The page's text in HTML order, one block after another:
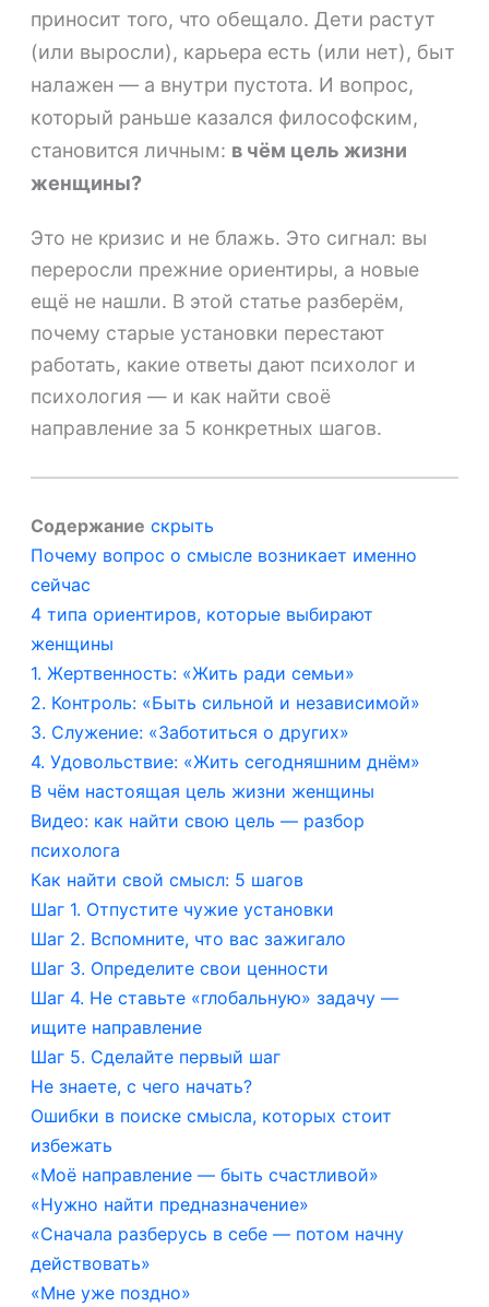
приносит того, что обещало. Дети растут
(или выросли), карьера есть (или нет), быт
налажен — а внутри пустота. И вопрос,
который раньше казался философским,
становится личным: в чём цель жизни
женщины?
Это не кризис и не блажь. Это сигнал: вы
переросли прежние ориентиры, а новые
ещё не нашли. В этой статье разберём,
почему старые установки перестают
работать, какие ответы дают психолог и
психология — и как найти своё
направление за 5 конкретных шагов.
Содержание скрыть
Почему вопрос о смысле возникает именно
сейчас
4 типа ориентиров, которые выбирают
женщины
1. Жертвенность: «Жить ради семьи»
2. Контроль: «Быть сильной и независимой»
3. Служение: «Заботиться о других»
4. Удовольствие: «Жить сегодняшним днём»
В чём настоящая цель жизни женщины
Видео: как найти свою цель — разбор
психолога
Как найти свой смысл: 5 шагов
Шаг 1. Отпустите чужие установки
Шаг 2. Вспомните, что вас зажигало
Шаг 3. Определите свои ценности
Шаг 4. Не ставьте «глобальную» задачу —
ищите направление
Шаг 5. Сделайте первый шаг
Не знаете, с чего начать?
Ошибки в поиске смысла, которых стоит
избежать
«Моё направление — быть счастливой»
«Нужно найти предназначение»
«Сначала разберусь в себе — потом начну
действовать»
«Мне уже поздно»